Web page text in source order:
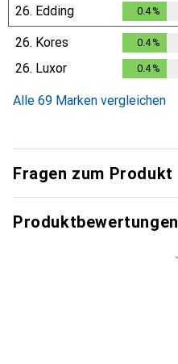
26. Edding 0.4%
26. Kores 0.4%
26. Luxor 0.4%
Alle 69 Marken vergleichen
Fragen zum Produkt
Produktbewertungen